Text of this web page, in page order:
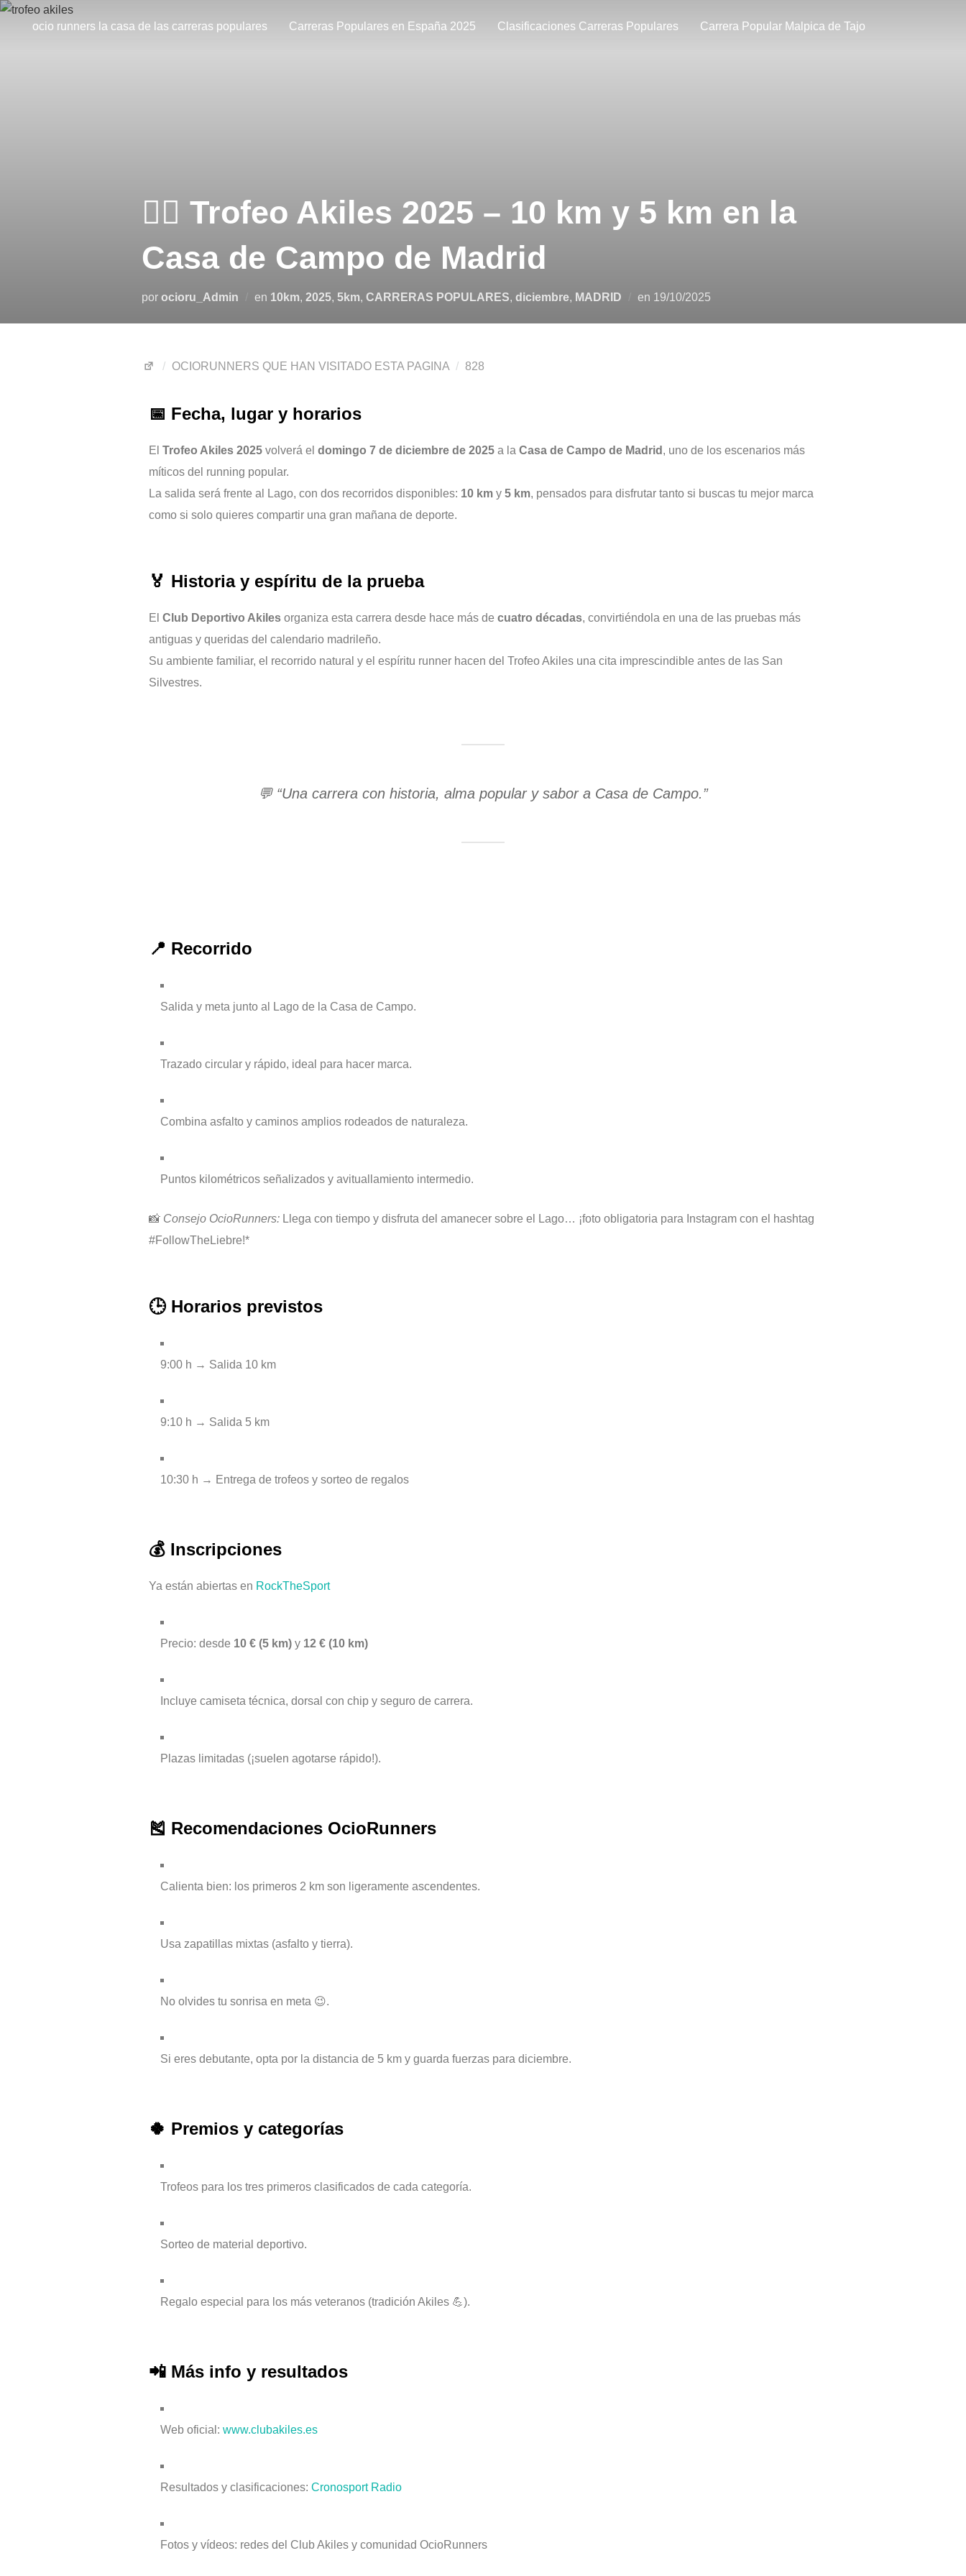
ocio runners la casa de las carreras populares Carreras Populares en España 2025 Clasificaciones Carreras Populares Carrera Popular Malpica de Tajo
🏃‍♂️ Trofeo Akiles 2025 – 10 km y 5 km en la
Casa de Campo de Madrid
por ocioru_Admin en 10km, 2025, 5km, CARRERAS POPULARES, diciembre, MADRID en 19/10/2025
OCIORUNNERS QUE HAN VISITADO ESTA PAGINA 828
📅 Fecha, lugar y horarios
El Trofeo Akiles 2025 volverá el domingo 7 de diciembre de 2025 a la Casa de Campo de Madrid , uno de los escenarios más
míticos del running popular.
La salida será frente al Lago, con dos recorridos disponibles: 10 km y 5 km, pensados para disfrutar tanto si buscas tu mejor marca
como si solo quieres compartir una gran mañana de deporte.
🏅 Historia y espíritu de la prueba
El Club Deportivo Akiles organiza esta carrera desde hace más de cuatro décadas, convirtiéndola en una de las pruebas más
antiguas y queridas del calendario madrileño.
Su ambiente familiar, el recorrido natural y el espíritu runner hacen del Trofeo Akiles una cita imprescindible antes de las San
Silvestres.
💬 “Una carrera con historia, alma popular y sabor a Casa de Campo.”
📍 Recorrido
Salida y meta junto al Lago de la Casa de Campo.
Trazado circular y rápido, ideal para hacer marca.
Combina asfalto y caminos amplios rodeados de naturaleza.
Puntos kilométricos señalizados y avituallamiento intermedio.
📸 Consejo OcioRunners: Llega con tiempo y disfruta del amanecer sobre el Lago… ¡foto obligatoria para Instagram con el hashtag
#FollowTheLiebre!*
🕒 Horarios previstos
9:00 h → Salida 10 km
9:10 h → Salida 5 km
10:30 h → Entrega de trofeos y sorteo de regalos
💰 Inscripciones
Ya están abiertas en RockTheSport
Precio: desde 10 € (5 km) y 12 € (10 km)
Incluye camiseta técnica, dorsal con chip y seguro de carrera.
Plazas limitadas (¡suelen agotarse rápido!).
🎽 Recomendaciones OcioRunners
Calienta bien: los primeros 2 km son ligeramente ascendentes.
Usa zapatillas mixtas (asfalto y tierra).
No olvides tu sonrisa en meta 😉.
Si eres debutante, opta por la distancia de 5 km y guarda fuerzas para diciembre.
🍀 Premios y categorías
Trofeos para los tres primeros clasificados de cada categoría.
Sorteo de material deportivo.
Regalo especial para los más veteranos (tradición Akiles 💪).
📲 Más info y resultados
Web oficial: www.clubakiles.es
Resultados y clasificaciones: Cronosport Radio
Fotos y vídeos: redes del Club Akiles y comunidad OcioRunners